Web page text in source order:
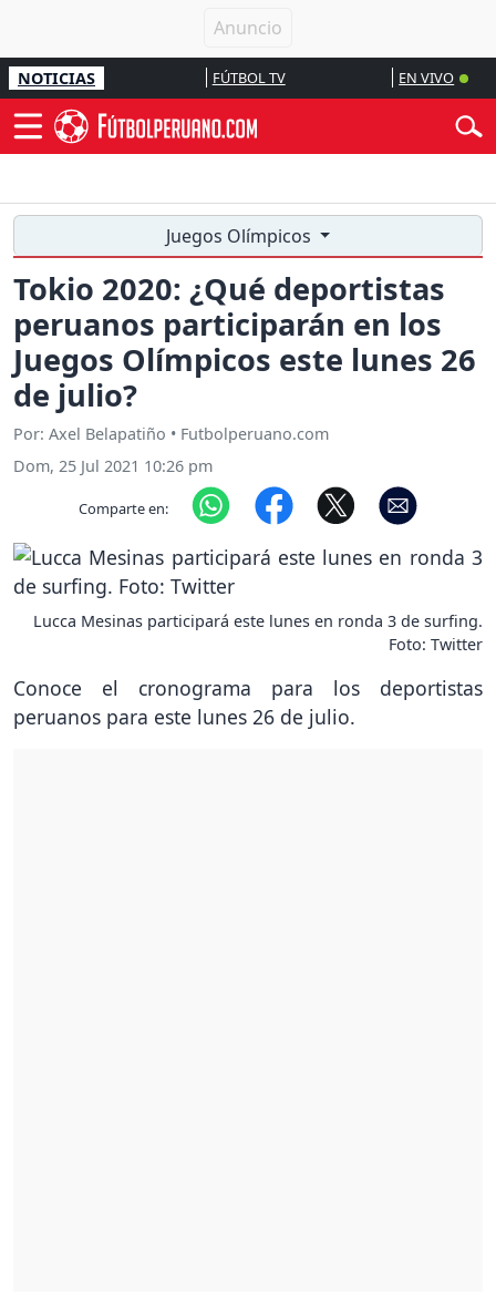
NOTICIAS FÚTBOL TV EN VIVO
Juegos Olímpicos
Tokio 2020: ¿Qué deportistas
peruanos participarán en los
Juegos Olímpicos este lunes 26
de julio?
Por: Axel Belapatiño • Futbolperuano.com
Dom, 25 Jul 2021 10:26 pm
Comparte en:
Lucca Mesinas participará este lunes en ronda 3 de surfing.
Foto: Twitter
Conoce el cronograma para los deportistas
peruanos para este lunes 26 de julio.